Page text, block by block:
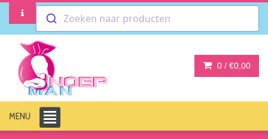
Zoeken naar producten
0 / €0,00
MENU